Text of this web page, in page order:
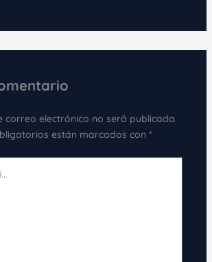
correo electrónico no será publicada.
están marcados con *